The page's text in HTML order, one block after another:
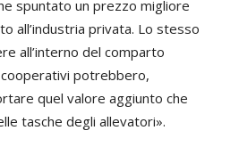
spuntato un prezzo migliore
all’industria privata. Lo stesso
all’interno del comparto
potrebbero,
quel valore aggiunto che
tasche degli allevatori».